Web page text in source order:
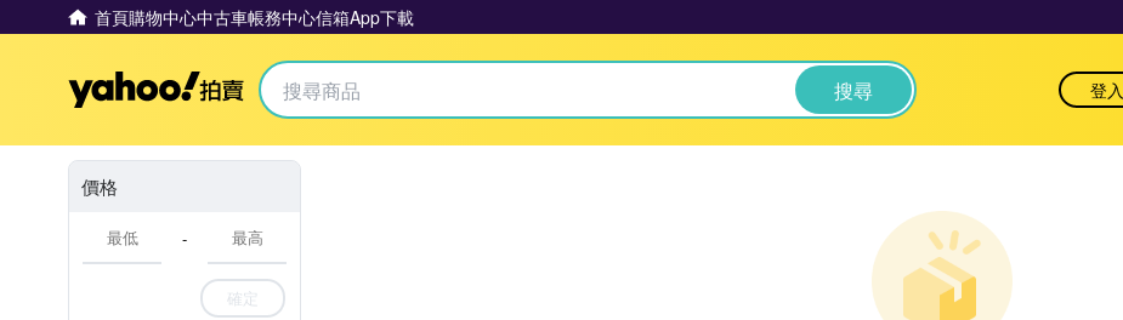
首頁購物中心中古車帳務中心信箱App下載
Yahoo拍賣 搜尋 登入
價格
-
確定